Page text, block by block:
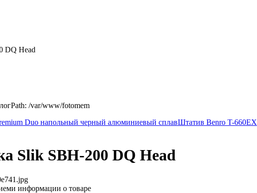
DQ Head
/var/www/fotomem
Duo напольный черный алюминиевый сплавШтатив Benro T-660EX
Slik SBH-200 DQ Head
информации о товаре